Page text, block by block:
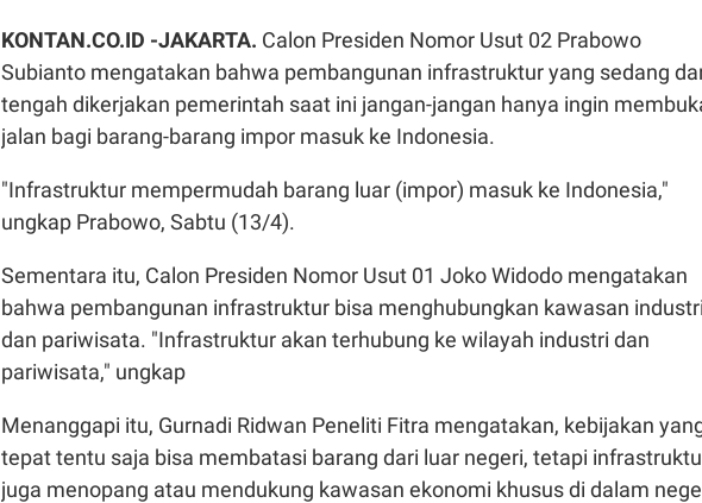
KONTAN.CO.ID -JAKARTA. Calon Presiden Nomor Usut 02 Prabowo
Subianto mengatakan bahwa pembangunan infrastruktur yang sedang
tengah dikerjakan pemerintah saat ini jangan-jangan hanya ingin
jalan bagi barang-barang impor masuk ke Indonesia.
"Infrastruktur mempermudah barang luar (impor) masuk ke Indonesia,"
ungkap Prabowo, Sabtu (13/4).
Sementara itu, Calon Presiden Nomor Usut 01 Joko Widodo mengatakan
bahwa pembangunan infrastruktur bisa menghubungkan kawasan industri
dan pariwisata. "Infrastruktur akan terhubung ke wilayah industri dan
pariwisata," ungkap
Menanggapi itu, Gurnadi Ridwan Peneliti Fitra mengatakan, kebijakan
tepat tentu saja bisa membatasi barang dari luar negeri, tetapi
juga menopang atau mendukung kawasan ekonomi khusus di dalam